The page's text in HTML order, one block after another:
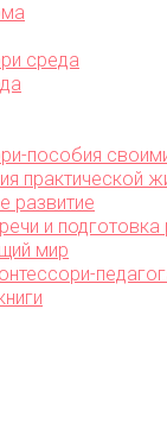
среда
пособия
практической
развитие
и подготовка
мир